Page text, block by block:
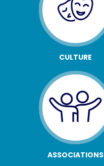
CULTURE
ASSOCIATIONS